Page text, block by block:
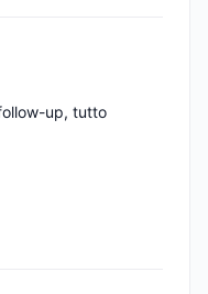
up, tutto